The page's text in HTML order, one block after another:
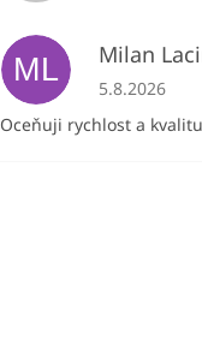
ML Milan
Hodnocení
5.8.2026
Oceňuji rychlost a